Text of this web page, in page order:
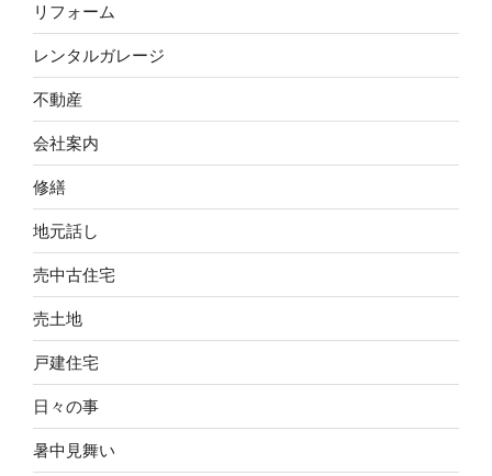
リフォーム
レンタルガレージ
不動産
会社案内
修繕
地元話し
売中古住宅
売土地
戸建住宅
日々の事
暑中見舞い